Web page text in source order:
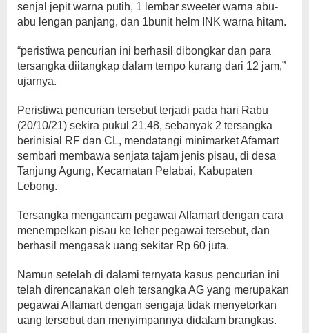
senjal jepit warna putih, 1 lembar sweeter warna abu-
abu lengan panjang, dan 1bunit helm INK warna hitam.
“peristiwa pencurian ini berhasil dibongkar dan para
tersangka diitangkap dalam tempo kurang dari 12 jam,”
ujarnya.
Peristiwa pencurian tersebut terjadi pada hari Rabu
(20/10/21) sekira pukul 21.48, sebanyak 2 tersangka
berinisial RF dan CL, mendatangi minimarket Afamart
sembari membawa senjata tajam jenis pisau, di desa
Tanjung Agung, Kecamatan Pelabai, Kabupaten
Lebong.
Tersangka mengancam pegawai Alfamart dengan cara
menempelkan pisau ke leher pegawai tersebut, dan
berhasil mengasak uang sekitar Rp 60 juta.
Namun setelah di dalami ternyata kasus pencurian ini
telah direncanakan oleh tersangka AG yang merupakan
pegawai Alfamart dengan sengaja tidak menyetorkan
uang tersebut dan menyimpannya didalam brangkas.